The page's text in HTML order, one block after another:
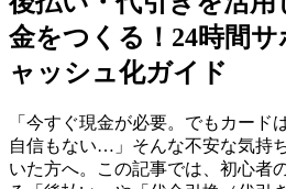
金をつくる！24時間
ャッシュ化ガイド
「今すぐ現金が必要。でもカード
自信もない…」そんな不安な気持
いた方へ。この記事では、初心者